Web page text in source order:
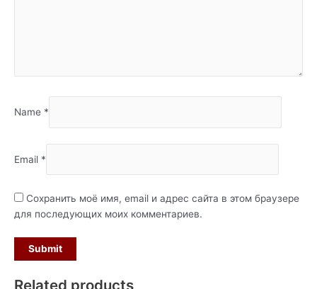
Name *
Email *
Сохранить моё имя, email и адрес сайта в этом браузере
для последующих моих комментариев.
Related products